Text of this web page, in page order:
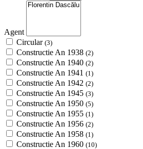
Agent
Circular (3)
Constructie An 1938 (2)
Constructie An 1940 (2)
Constructie An 1941 (1)
Constructie An 1942 (2)
Constructie An 1945 (3)
Constructie An 1950 (5)
Constructie An 1955 (1)
Constructie An 1956 (2)
Constructie An 1958 (1)
Constructie An 1960 (10)